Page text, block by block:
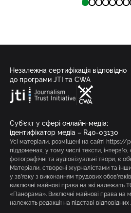
Незалежна сертифікація відповідно
до програми JTI та CWA
Суб’єкт у сфері онлайн-медіа;
ідентифікатор медіа – R40-03130
Усі матеріали, розміщені на сайті https://
піддоменах, у тому числі тексти, інтерв’ю,
фотографічні та аудіовізуальні твори, є
Матеріали, створені журналістами та
у зв’язку з виконанням трудових
виключні майнові права на які належать
«Панорама». Виключні майнові права на
належать редакції на підставі відповідних